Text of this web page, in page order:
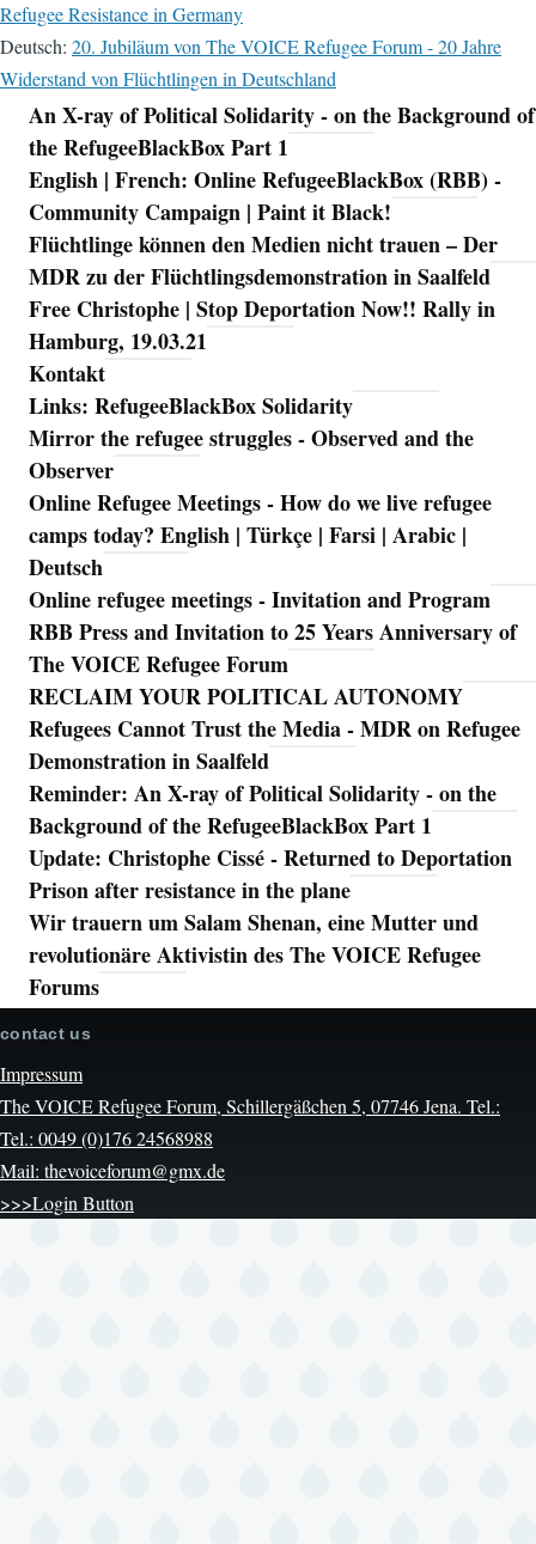
Refugee Resistance in Germany
Deutsch: 20. Jubiläum von The VOICE Refugee Forum - 20 Jahre
Widerstand von Flüchtlingen in Deutschland
Navigation
An X-ray of Political Solidarity - on the Background of
the RefugeeBlackBox Part 1
English | French: Online RefugeeBlackBox (RBB) -
Community Campaign | Paint it Black!
Flüchtlinge können den Medien nicht trauen – Der
MDR zu der Flüchtlingsdemonstration in Saalfeld
Free Christophe | Stop Deportation Now!! Rally in
Hamburg, 19.03.21
Kontakt
Links: RefugeeBlackBox Solidarity
Mirror the refugee struggles - Observed and the
Observer
Online Refugee Meetings - How do we live refugee
camps today? English | Türkçe | Farsi | Arabic |
Deutsch
Online refugee meetings - Invitation and Program
RBB Press and Invitation to 25 Years Anniversary of
The VOICE Refugee Forum
RECLAIM YOUR POLITICAL AUTONOMY
Refugees Cannot Trust the Media - MDR on Refugee
Demonstration in Saalfeld
Reminder: An X-ray of Political Solidarity - on the
Background of the RefugeeBlackBox Part 1
Update: Christophe Cissé - Returned to Deportation
Prison after resistance in the plane
Wir trauern um Salam Shenan, eine Mutter und
revolutionäre Aktivistin des The VOICE Refugee
Forums
contact us
Impressum
The VOICE Refugee Forum, Schillergäßchen 5, 07746 Jena. Tel.:
Tel.: 0049 (0)176 24568988
Mail: thevoiceforum@gmx.de
>>>Login Button